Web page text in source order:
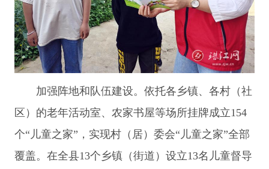
加强阵地和队伍建设。依托各乡镇、各村（社
区）的老年活动室、农家书屋等场所挂牌成立154
个“儿童之家”，实现村（居）委会“儿童之家”全部
覆盖。在全县13个乡镇（街道）设立13名儿童督导